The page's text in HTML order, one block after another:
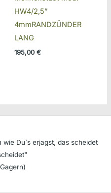
HW4/2,5”
4mmRANDZÜNDER
LANG
195,00 €
wie Du`s erjagst, das scheidet